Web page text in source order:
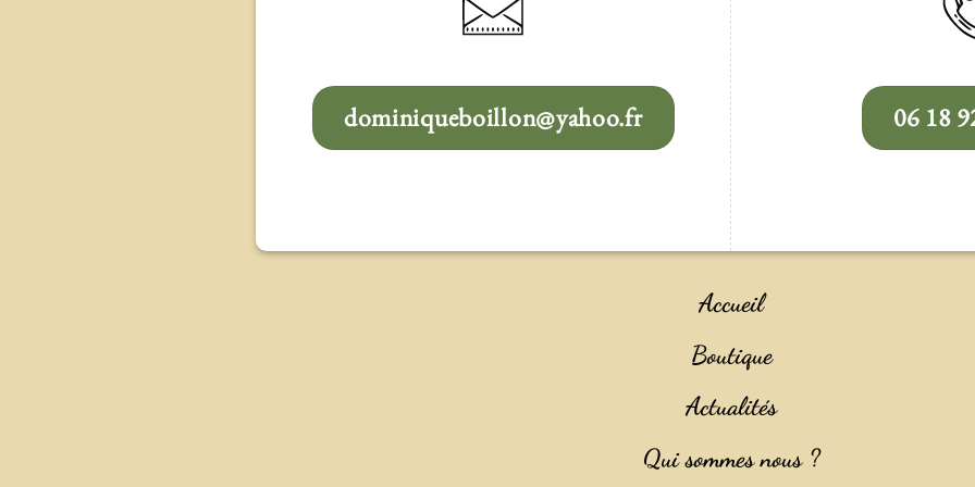
dominiqueboillon@yahoo.fr 06 18
Accueil
Boutique
Actualités
Qui sommes nous ?